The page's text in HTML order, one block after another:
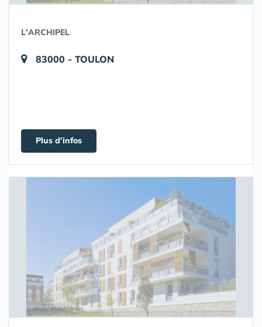
L'ARCHIPEL
83000 - TOULON
Plus d'infos